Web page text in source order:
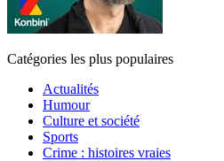
Catégories les plus populaires
Actualités
Humour
Culture et société
Sports
Crime : histoires vraies